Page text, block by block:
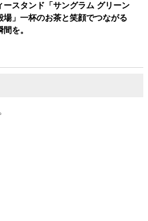
ースタンド「サングラム グリーン
場」一杯のお茶と笑顔でつながる
を。